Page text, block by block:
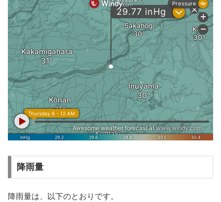
降雨量
降雨量は、以下のとおりです。